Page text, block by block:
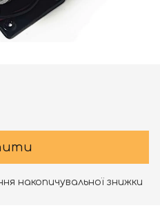
накопичувальної знижки